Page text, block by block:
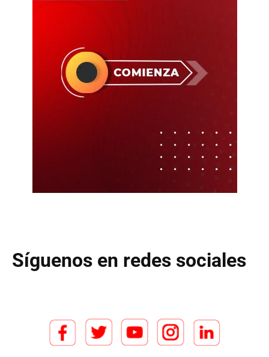
Síguenos en redes sociales